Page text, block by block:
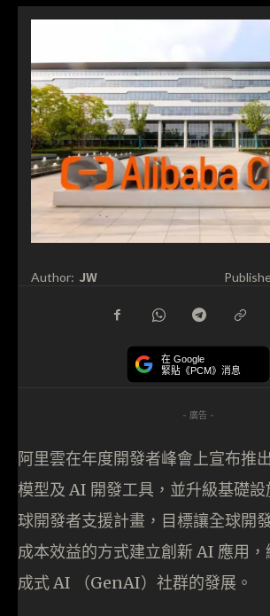
Author: JW
在 Google
緊貼《PCM》消息
- 廣告 -
阿里雲在年度開發者峰會上宣布推
模型及 AI 開發工具，並升級基礎
球開發者支援計畫，目標讓全球開
成本效益的方式建立創新 AI 應用
成式 AI （GenAI）社群的發展。